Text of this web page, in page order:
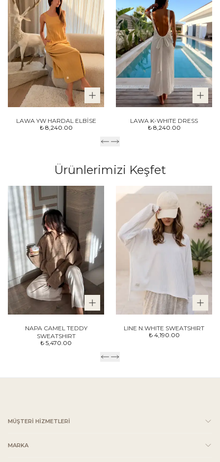
LAWA YW HARDAL ELBİSE
₺ 8,240.00
LAWA K-WHITE DRESS
₺ 8,240.00
Ürünlerimizi Keşfet
NAPA CAMEL TEDDY
SWEATSHIRT
₺ 5,470.00
LINE N.WHITE SWEATSHIRT
₺ 4,190.00
MÜŞTERİ HİZMETLERİ
MARKA